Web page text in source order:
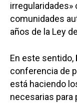
comunidades
años de la Ley
En este sentido,
conferencia de
está haciendo
necesarias para